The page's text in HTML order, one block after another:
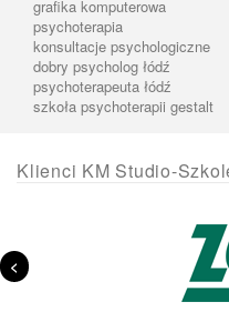
grafika komputerowa
psychoterapia
konsultacje psychologiczne
dobry psycholog łódź
psychoterapeuta łódź
szkoła psychoterapii gestalt
Klienci KM Studio-
<